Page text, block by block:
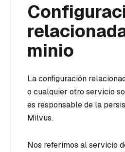
minio
La configuración
o cualquier otro servicio
es responsable de la
Milvus.
Nos referimos al servicio